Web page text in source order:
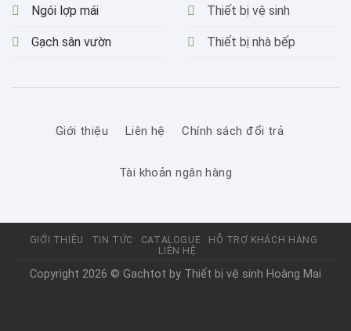
Ngói lợp mái
Gạch sân vườn
Thiết bị vệ sinh
Thiết bị nhà bếp
Giới thiệu Liên hệ Chính sách đổi trả
Tài khoản ngân hàng
GIỚI THIỆU TIN TỨC CATALOGUE
HỖ TRỢ KHÁCH HÀNG
LIÊN HỆ
Copyright 2026 © Gachtot by Thiết bị vệ sinh Hoàng Mai